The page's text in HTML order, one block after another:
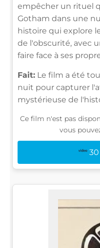
empêcher un rituel
Gotham dans une
histoire qui explore
de l'obscurité, avec
faire face à ses
Fait: Le film a été
nuit pour capturer
mystérieuse de
Ce film n'est pas
vous